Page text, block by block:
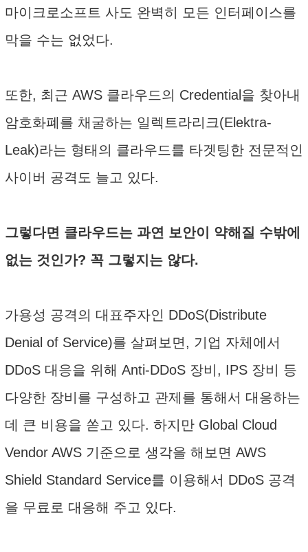
마이크로소프트 사도 완벽히 모든 인터페이스를
막을 수는 없었다.
또한, 최근 AWS 클라우드의 Credential을 찾아내
암호화폐를 채굴하는 일렉트라리크(Elektra-
Leak)라는 형태의 클라우드를 타겟팅한 전문적인
사이버 공격도 늘고 있다.
그렇다면 클라우드는 과연 보안이 약해질 수밖에
없는 것인가? 꼭 그렇지는 않다.
가용성 공격의 대표주자인 DDoS(Distribute
Denial of Service)를 살펴보면, 기업 자체에서
DDoS 대응을 위해 Anti-DDoS 장비, IPS 장비 등
다양한 장비를 구성하고 관제를 통해서 대응하는
데 큰 비용을 쏟고 있다. 하지만 Global Cloud
Vendor AWS 기준으로 생각을 해보면 AWS
Shield Standard Service를 이용해서 DDoS 공격
을 무료로 대응해 주고 있다.